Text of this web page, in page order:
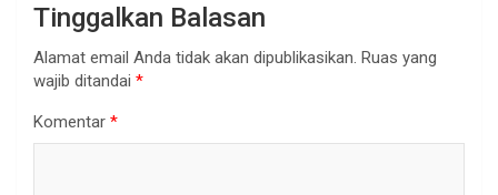
Tinggalkan Balasan
Alamat email Anda tidak akan dipublikasikan. Ruas yang
wajib ditandai *
Komentar *